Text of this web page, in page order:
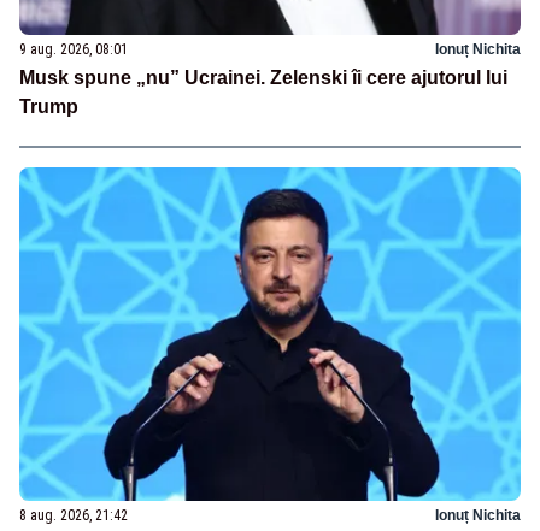
9 aug. 2026, 08:01 Ionuț Nichita
Musk spune „nu” Ucrainei. Zelenski îi cere ajutorul lui
Trump
8 aug. 2026, 21:42 Ionuț Nichita